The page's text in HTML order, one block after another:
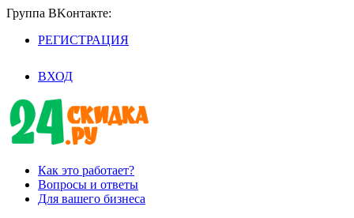
Группа BKoнтaктe:
РЕГИСТРАЦИЯ
ВХОД
Как это работает?
Вопросы и ответы
Для вашего бизнеса